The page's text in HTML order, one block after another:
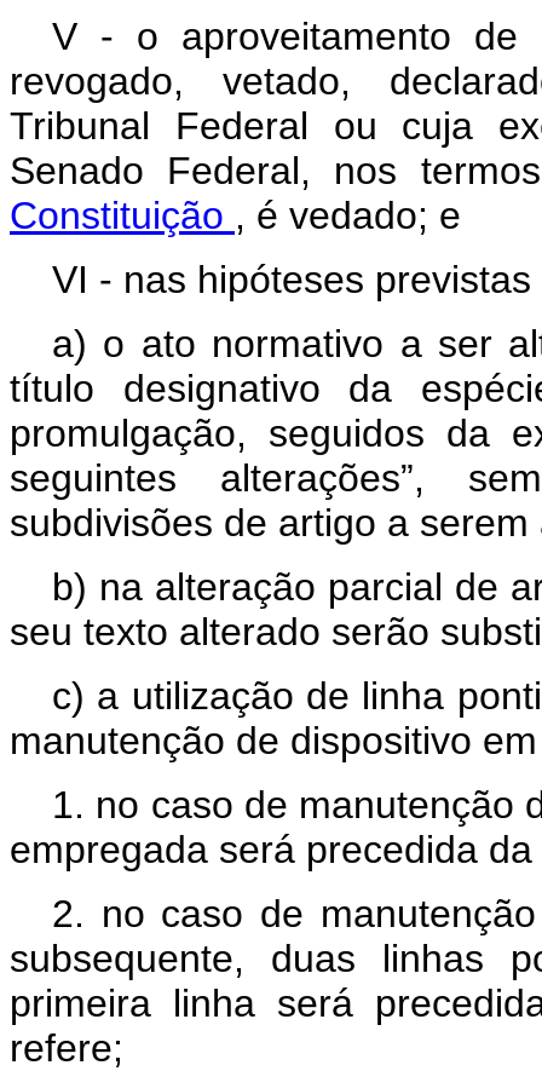
V - o aproveitamento de
revogado, vetado,
Tribunal Federal ou cuja
Senado Federal, nos
Constituição , é vedado; e
VI - nas hipóteses
a) o ato normativo a ser
título designativo da
promulgação, seguidos da
seguintes alterações”,
subdivisões de artigo a
b) na alteração parcial de
seu texto alterado serão
c) a utilização de linha
manutenção de dispositivo
1. no caso de manutenção
empregada será precedida
2. no caso de
subsequente, duas linhas
primeira linha será
refere;